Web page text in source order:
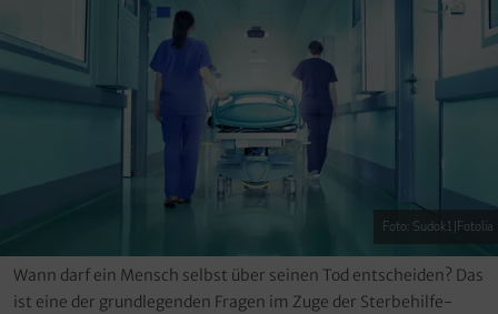
Foto: Sudok1|Fotolia
Wann darf ein Mensch selbst über seinen Tod entscheiden? Das
ist eine der grundlegenden Fragen im Zuge der Sterbehilfe-